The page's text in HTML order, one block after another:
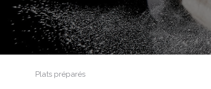
Plats préparés